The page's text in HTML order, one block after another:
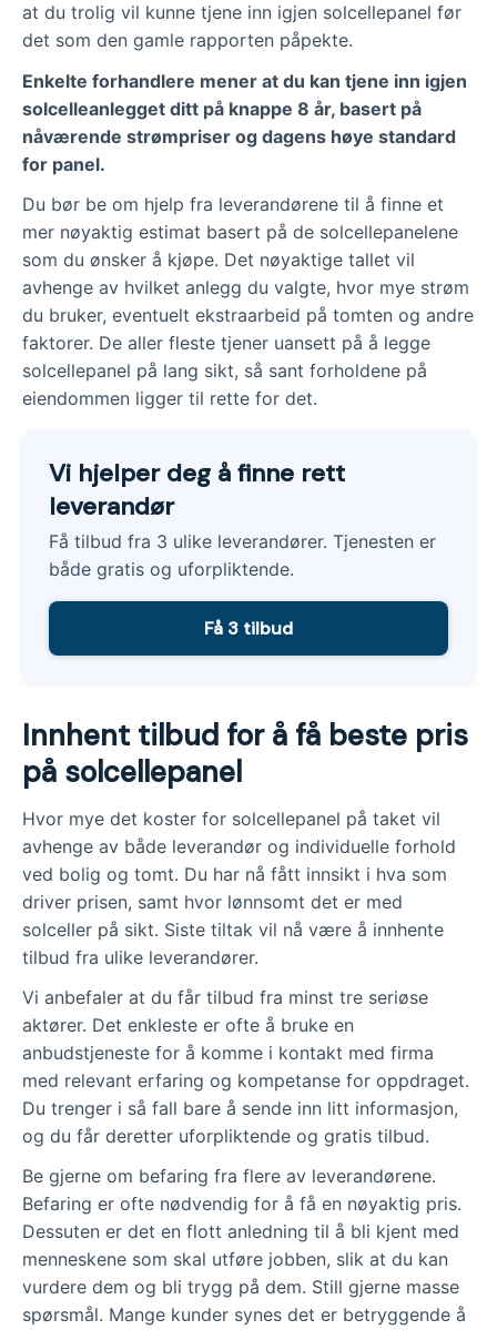
at du trolig vil kunne tjene inn igjen solcellepanel før
det som den gamle rapporten påpekte.
Enkelte forhandlere mener at du kan tjene inn igjen
solcelleanlegget ditt på knappe 8 år, basert på
nåværende strømpriser og dagens høye standard
for panel.
Du bør be om hjelp fra leverandørene til å finne et
mer nøyaktig estimat basert på de solcellepanelene
som du ønsker å kjøpe. Det nøyaktige tallet vil
avhenge av hvilket anlegg du valgte, hvor mye strøm
du bruker, eventuelt ekstraarbeid på tomten og andre
faktorer. De aller fleste tjener uansett på å legge
solcellepanel på lang sikt, så sant forholdene på
eiendommen ligger til rette for det.
Vi hjelper deg å finne rett
leverandør
Få tilbud fra 3 ulike leverandører. Tjenesten er
både gratis og uforpliktende.
Få 3 tilbud
Innhent tilbud for å få beste pris
på solcellepanel
Hvor mye det koster for solcellepanel på taket vil
avhenge av både leverandør og individuelle forhold
ved bolig og tomt. Du har nå fått innsikt i hva som
driver prisen, samt hvor lønnsomt det er med
solceller på sikt. Siste tiltak vil nå være å innhente
tilbud fra ulike leverandører.
Vi anbefaler at du får tilbud fra minst tre seriøse
aktører. Det enkleste er ofte å bruke en
anbudstjeneste for å komme i kontakt med firma
med relevant erfaring og kompetanse for oppdraget.
Du trenger i så fall bare å sende inn litt informasjon,
og du får deretter uforpliktende og gratis tilbud.
Be gjerne om befaring fra flere av leverandørene.
Befaring er ofte nødvendig for å få en nøyaktig pris.
Dessuten er det en flott anledning til å bli kjent med
menneskene som skal utføre jobben, slik at du kan
vurdere dem og bli trygg på dem. Still gjerne masse
spørsmål. Mange kunder synes det er betryggende å